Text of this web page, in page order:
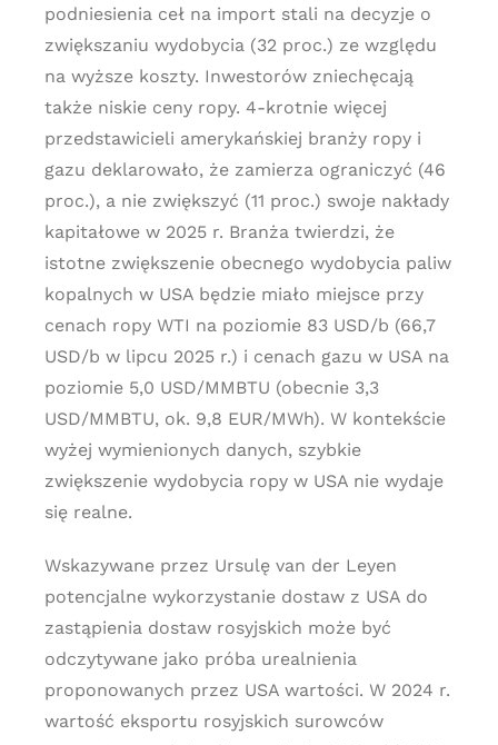
podniesienia ceł na import stali na decyzje o
zwiększaniu wydobycia (32 proc.) ze względu
na wyższe koszty. Inwestorów zniechęcają
także niskie ceny ropy. 4-krotnie więcej
przedstawicieli amerykańskiej branży ropy i
gazu deklarowało, że zamierza ograniczyć (46
proc.), a nie zwiększyć (11 proc.) swoje nakłady
kapitałowe w 2025 r. Branża twierdzi, że
istotne zwiększenie obecnego wydobycia paliw
kopalnych w USA będzie miało miejsce przy
cenach ropy WTI na poziomie 83 USD/b (66,7
USD/b w lipcu 2025 r.) i cenach gazu w USA na
poziomie 5,0 USD/MMBTU (obecnie 3,3
USD/MMBTU, ok. 9,8 EUR/MWh). W kontekście
wyżej wymienionych danych, szybkie
zwiększenie wydobycia ropy w USA nie wydaje
się realne.
Wskazywane przez Ursulę van der Leyen
potencjalne wykorzystanie dostaw z USA do
zastąpienia dostaw rosyjskich może być
odczytywane jako próba urealnienia
proponowanych przez USA wartości. W 2024 r.
wartość eksportu rosyjskich surowców